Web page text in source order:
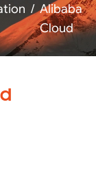
/ Alibaba
Cloud